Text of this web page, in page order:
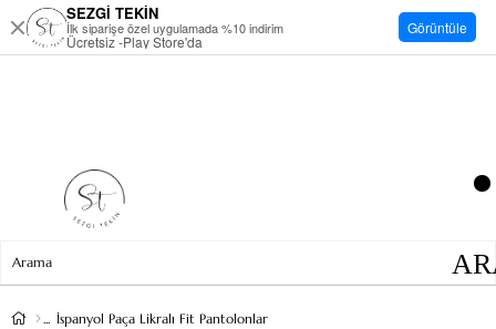
İspanyol Paça Likralı Fit Pantolonlar
SEZGİ TEKİN
İlk siparişe özel uygulamada %10 indirim
Ücretsiz -Play Store'da
Görüntüle